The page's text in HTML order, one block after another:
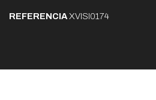
REFERENCIAXVISI0174